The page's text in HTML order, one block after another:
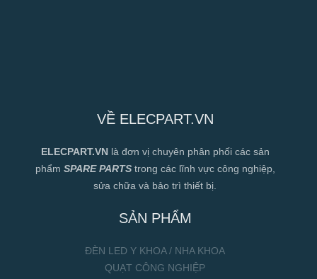
VỀ ELECPART.VN
ELECPART.VN là đơn vị chuyên phân phối các sản
phẩm SPARE PARTStrong các lĩnh vực công nghiệp,
sửa chữa và bảo trì thiết bị.
SẢN PHẨM
ĐÈN LED Y KHOA / NHA KHOA
QUẠT CÔNG NGHIỆP